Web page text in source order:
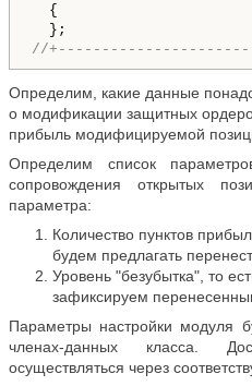
{
//
Определим, какие данные
о модификации защитных
прибыль модифицируемой
Определим список
сопровождения открытых
параметра:
Количество пунктов
будем предлагать
Уровень "безубытка", то
зафиксируем
Параметры настройки модуля
членах-данных класса.
осуществляться через